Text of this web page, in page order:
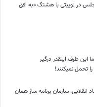
در توییتی با هشتگ «به افق
این طرف اینقدر درگیر
تحمل نمیکنند!
سازمان برنامه ساز همان